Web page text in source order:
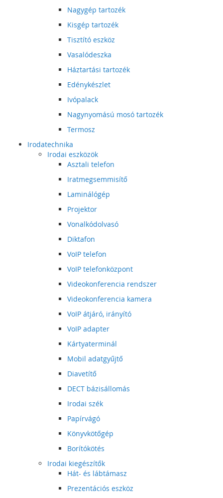
Nagygép tartozék
Kisgép tartozék
Tisztító eszköz
Vasalódeszka
Háztartási tartozék
Edénykészlet
Ivópalack
Nagynyomású mosó tartozék
Termosz
Irodatechnika
Irodai eszközök
Asztali telefon
Iratmegsemmisítő
Laminálógép
Projektor
Vonalkódolvasó
Diktafon
VoIP telefon
VoIP telefonközpont
Videokonferencia rendszer
Videokonferencia kamera
VoIP átjáró, irányító
VoIP adapter
Kártyaterminál
Mobil adatgyűjtő
Diavetítő
DECT bázisállomás
Irodai szék
Papírvágó
Könyvkötőgép
Borítókötés
Irodai kiegészítők
Hát- és lábtámasz
Prezentációs eszköz